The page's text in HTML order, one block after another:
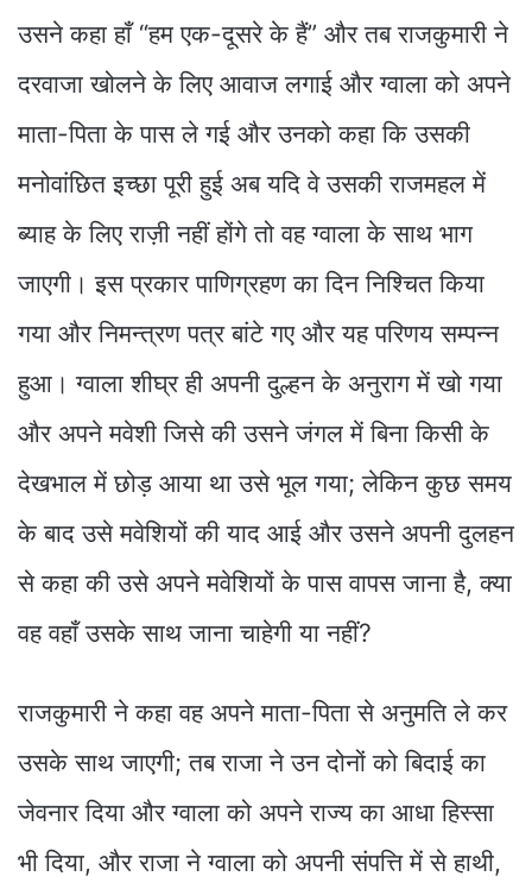
उसने कहा हाँ “हम एक-दूसरे के हैं” और तब राजकुमारी ने
दरवाजा खोलने के लिए आवाज लगाई और ग्वाला को अपने
माता-पिता के पास ले गई और उनको कहा कि उसकी
मनोवांछित इच्छा पूरी हुई अब यदि वे उसकी राजमहल में
ब्याह के लिए राज़ी नहीं होंगे तो वह ग्वाला के साथ भाग
जाएगी। इस प्रकार पाणिग्रहण का दिन निश्चित किया
गया और निमन्त्रण पत्र बांटे गए और यह परिणय सम्पन्न
हुआ। ग्वाला शीघ्र ही अपनी दुल्हन के अनुराग में खो गया
और अपने मवेशी जिसे की उसने जंगल में बिना किसी के
देखभाल में छोड़ आया था उसे भूल गया; लेकिन कुछ समय
के बाद उसे मवेशियों की याद आई और उसने अपनी दुलहन
से कहा की उसे अपने मवेशियों के पास वापस जाना है, क्या
वह वहाँ उसके साथ जाना चाहेगी या नहीं?
राजकुमारी ने कहा वह अपने माता-पिता से अनुमति ले कर
उसके साथ जाएगी; तब राजा ने उन दोनों को बिदाई का
जेवनार दिया और ग्वाला को अपने राज्य का आधा हिस्सा
भी दिया, और राजा ने ग्वाला को अपनी संपत्ति में से हाथी,